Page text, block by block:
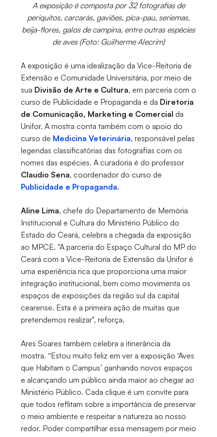
A exposição é composta por 32 fotografias de
periquitos, carcarás, gaviões, pica-pau, seriemas,
beija-flores, galos de campina, entre outras espécies
de aves (Foto: Guilherme Alecrim)
A exposição é uma idealização da Vice-Reitoria de
Extensão e Comunidade Universitária, por meio de
sua Divisão de Arte e Cultura, em parceria com o
curso de Publicidade e Propaganda e da Diretoria
de Comunicação, Marketing e Comercial da
Unifor. A mostra conta também com o apoio do
curso de Medicina Veterinária, responsável pelas
legendas classificatórias das fotografias com os
nomes das espécies. A curadoria é do professor
Claudio Sena, coordenador do curso de
Publicidade e Propaganda.
Aline Lima, chefe do Departamento de Memória
Institucional e Cultura do Ministério Público do
Estado do Ceará, celebra a chegada da exposição
ao MPCE. "A parceria do Espaço Cultural do MP do
Ceará com a Vice-Reitoria de Extensão da Unifor é
uma experiência rica que proporciona uma maior
integração institucional, bem como movimenta os
espaços de exposições da região sul da capital
cearense. Esta é a primeira ação de muitas que
pretendemos realizar", reforça.
Ares Soares também celebra a itinerância da
mostra. “Estou muito feliz em ver a exposição ‘Aves
que Habitam o Campus’ ganhando novos espaços
e alcançando um público ainda maior ao chegar ao
Ministério Público. Cada clique é um convite para
que todos reflitam sobre a importância de preservar
o meio ambiente e respeitar a natureza ao nosso
redor. Poder compartilhar essa mensagem por meio